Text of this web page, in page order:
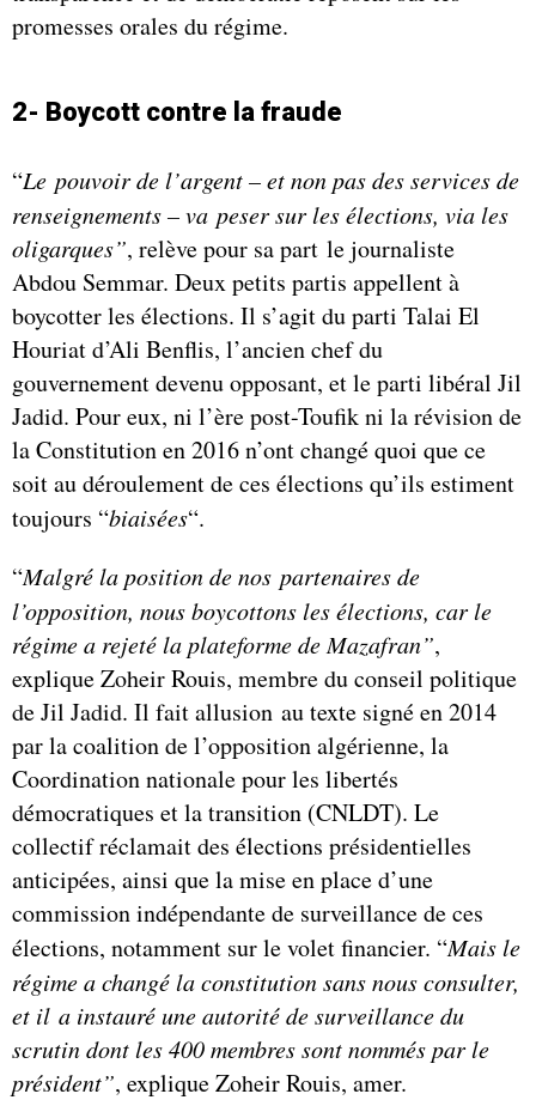
promesses orales du régime.
2- Boycott contre la fraude
“Le pouvoir de l’argent – et non pas des services de
renseignements – va peser sur les élections, via les
oligarques”, relève pour sa part le journaliste
Abdou Semmar. Deux petits partis appellent à
boycotter les élections. Il s’agit du parti Talai El
Houriat d’Ali Benflis, l’ancien chef du
gouvernement devenu opposant, et le parti libéral Jil
Jadid. Pour eux, ni l’ère post-Toufik ni la révision de
la Constitution en 2016 n’ont changé quoi que ce
soit au déroulement de ces élections qu’ils estiment
toujours “biaisées“.
“Malgré la position de nos partenaires de
l’opposition, nous boycottons les élections, car le
régime a rejeté la plateforme de Mazafran”,
explique Zoheir Rouis, membre du conseil politique
de Jil Jadid. Il fait allusion au texte signé en 2014
par la coalition de l’opposition algérienne, la
Coordination nationale pour les libertés
démocratiques et la transition (CNLDT). Le
collectif réclamait des élections présidentielles
anticipées, ainsi que la mise en place d’une
commission indépendante de surveillance de ces
élections, notamment sur le volet financier. “Mais le
régime a changé la constitution sans nous consulter,
et il a instauré une autorité de surveillance du
scrutin dont les 400 membres sont nommés par le
président”, explique Zoheir Rouis, amer.